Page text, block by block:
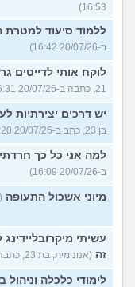
16:53)
ללמוד סיעוד למטרת
ב-20/07/26 16:42)
לוקח אותי לדייטים
21, כתבה ב-20/07/26 16:31)
יש דרכים יצירתיות
בן 23, כתב ב-20/07/26 16:20)
למה אני כל כך
ב-20/07/26 16:09)
מיוני אשכול התעופה
עשיתי
זה (אנונימית, בת 23, כתבה ב-19/07/26 17:35)
לימודי כלכלה וניהול ב-2026 האם יהיה לי עתיד